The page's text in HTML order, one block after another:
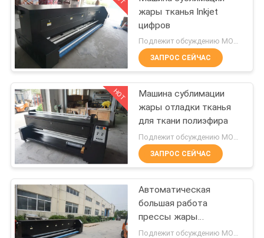
НОВОСТИ
ВСЕ
СЛУЧАИ
COMPANY
NEWS
КАРТА
САЙТА
ПОЛИТИКА
Ультрафиолетовый
принтер DTF
120
ультрафиолетовый
принтер
179
жары тканья Inkjet
цифров
Подлежит обсуждению MOQ:1 комплект
ЗАПРОС СЕЙЧАС
HOT
Машина сублимации
жары отладки тканья
для ткани полиэфира
Подлежит обсуждению MOQ:1 комплект
ЗАПРОС СЕЙЧАС
Автоматическая
большая работа
прессы жары
сублимации вместе с